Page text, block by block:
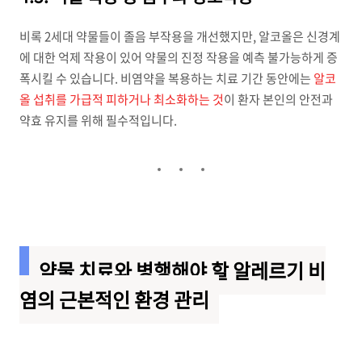
비록 2세대 약물들이 졸음 부작용을 개선했지만, 알코올은 신경계
에 대한 억제 작용이 있어 약물의 진정 작용을 예측 불가능하게 증
폭시킬 수 있습니다. 비염약을 복용하는 치료 기간 동안에는 알코
올 섭취를 가급적 피하거나 최소화하는 것이 환자 본인의 안전과
약효 유지를 위해 필수적입니다.
약물 치료와 병행해야 할 알레르기 비
염의 근본적인 환경 관리